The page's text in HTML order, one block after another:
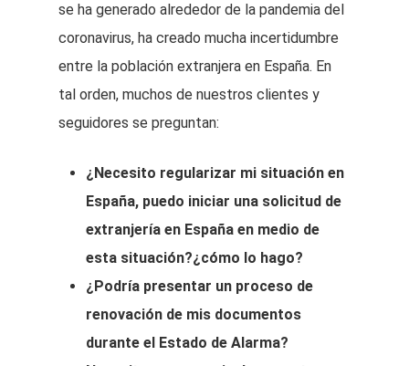
se ha generado alrededor de la pandemia del
coronavirus, ha creado mucha incertidumbre
entre la población extranjera en España. En
tal orden, muchos de nuestros clientes y
seguidores se preguntan:
¿Necesito regularizar mi situación en
España, puedo iniciar una solicitud de
extranjería en España en medio de
esta situación?¿cómo lo hago?
¿Podría presentar un proceso de
renovación de mis documentos
durante el Estado de Alarma?